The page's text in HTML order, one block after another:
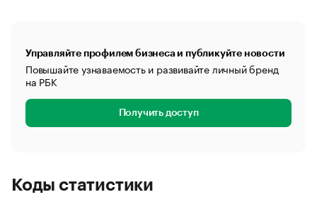
Управляйте профилем бизнеса и публикуйте новости
Повышайте узнаваемость и развивайте личный бренд
на РБК
Получить доступ
Коды статистики